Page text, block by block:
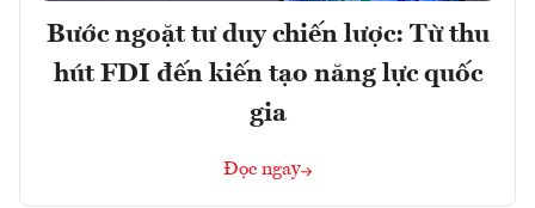
Bước ngoặt tư duy chiến lược: Từ thu
hút FDI đến kiến tạo năng lực quốc
gia
Đọc ngay